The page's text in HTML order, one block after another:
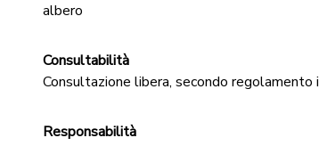
albero
Consultabilità
Consultazione libera, secondo regolamento
Responsabilità